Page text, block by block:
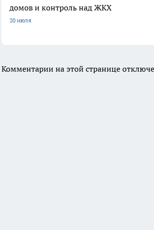
домов и контроль над ЖКХ
20 июля
Комментарии на этой странице